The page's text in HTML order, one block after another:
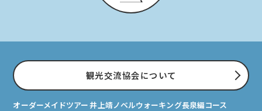
観光交流協会について
オーダーメイドツアー井上靖ノベルウォーキング長泉編コース